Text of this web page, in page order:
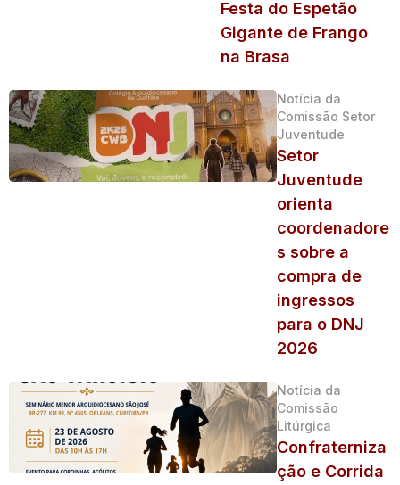
Festa do Espetão
Gigante de Frango
na Brasa
Notícia da
Comissão Setor
Juventude
Setor
Juventude
orienta
coordenadore
s sobre a
compra de
ingressos
para o DNJ
2026
Notícia da
Comissão
Litúrgica
Confraterniza
ção e Corrida